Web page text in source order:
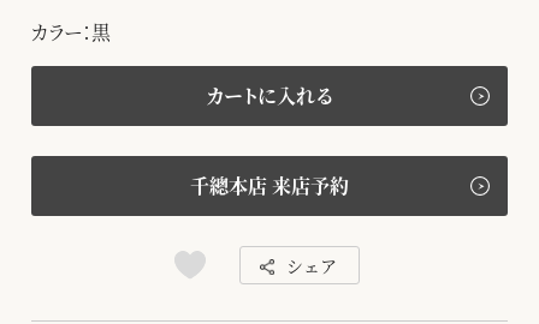
カラー：黒
カートに入れる
千總本店 来店予約
シェア